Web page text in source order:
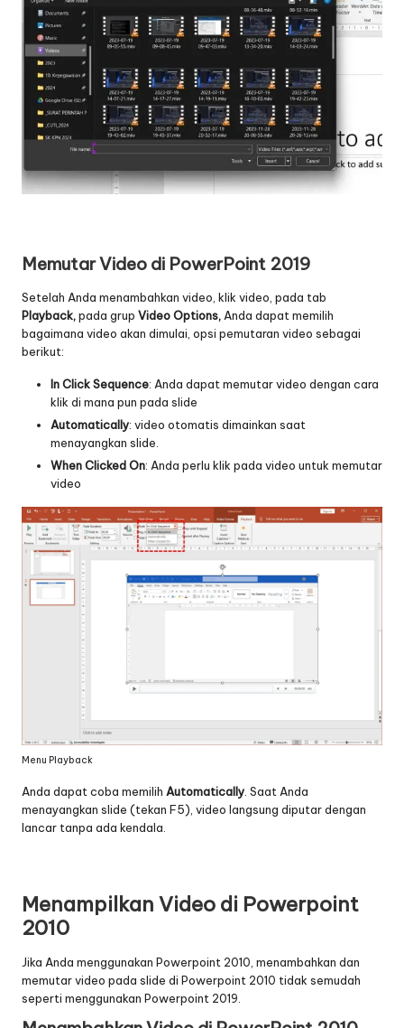
Memutar Video di PowerPoint 2019
Setelah Anda menambahkan video, klik video, pada tab
Playback,pada grup Video Options, Anda dapat memilih
bagaimana video akan dimulai, opsi pemutaran video sebagai
berikut:
In Click Sequence: Anda dapat memutar video dengan cara
klik di mana pun pada slide
Automatically: video otomatis dimainkan saat
menayangkan slide.
When Clicked On: Anda perlu klik pada video untuk memutar
video
Menu Playback
Anda dapat coba memilih Automatically . Saat Anda
menayangkan slide (tekan F5), video langsung diputar dengan
lancar tanpa ada kendala.
Menampilkan Video di Powerpoint
2010
Jika Anda menggunakan Powerpoint 2010, menambahkan dan
memutar video pada slide di Powerpoint 2010 tidak semudah
seperti menggunakan Powerpoint 2019.